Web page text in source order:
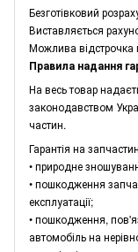
Безготівковий
Виставляється
Можлива відстрочка
Правила надання
На весь товар
законодавством
частин.
Гарантія на
• природне
• пошкодження
експлуатації;
• пошкодження,
автомобіль на